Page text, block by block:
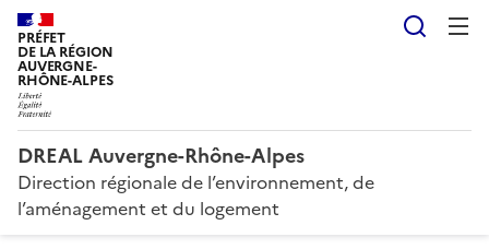
PRÉFET
DE LA RÉGION
AUVERGNE-
RHÔNE-ALPES
DREAL Auvergne-Rhône-Alpes
Direction régionale de l’environnement, de
l’aménagement et du logement